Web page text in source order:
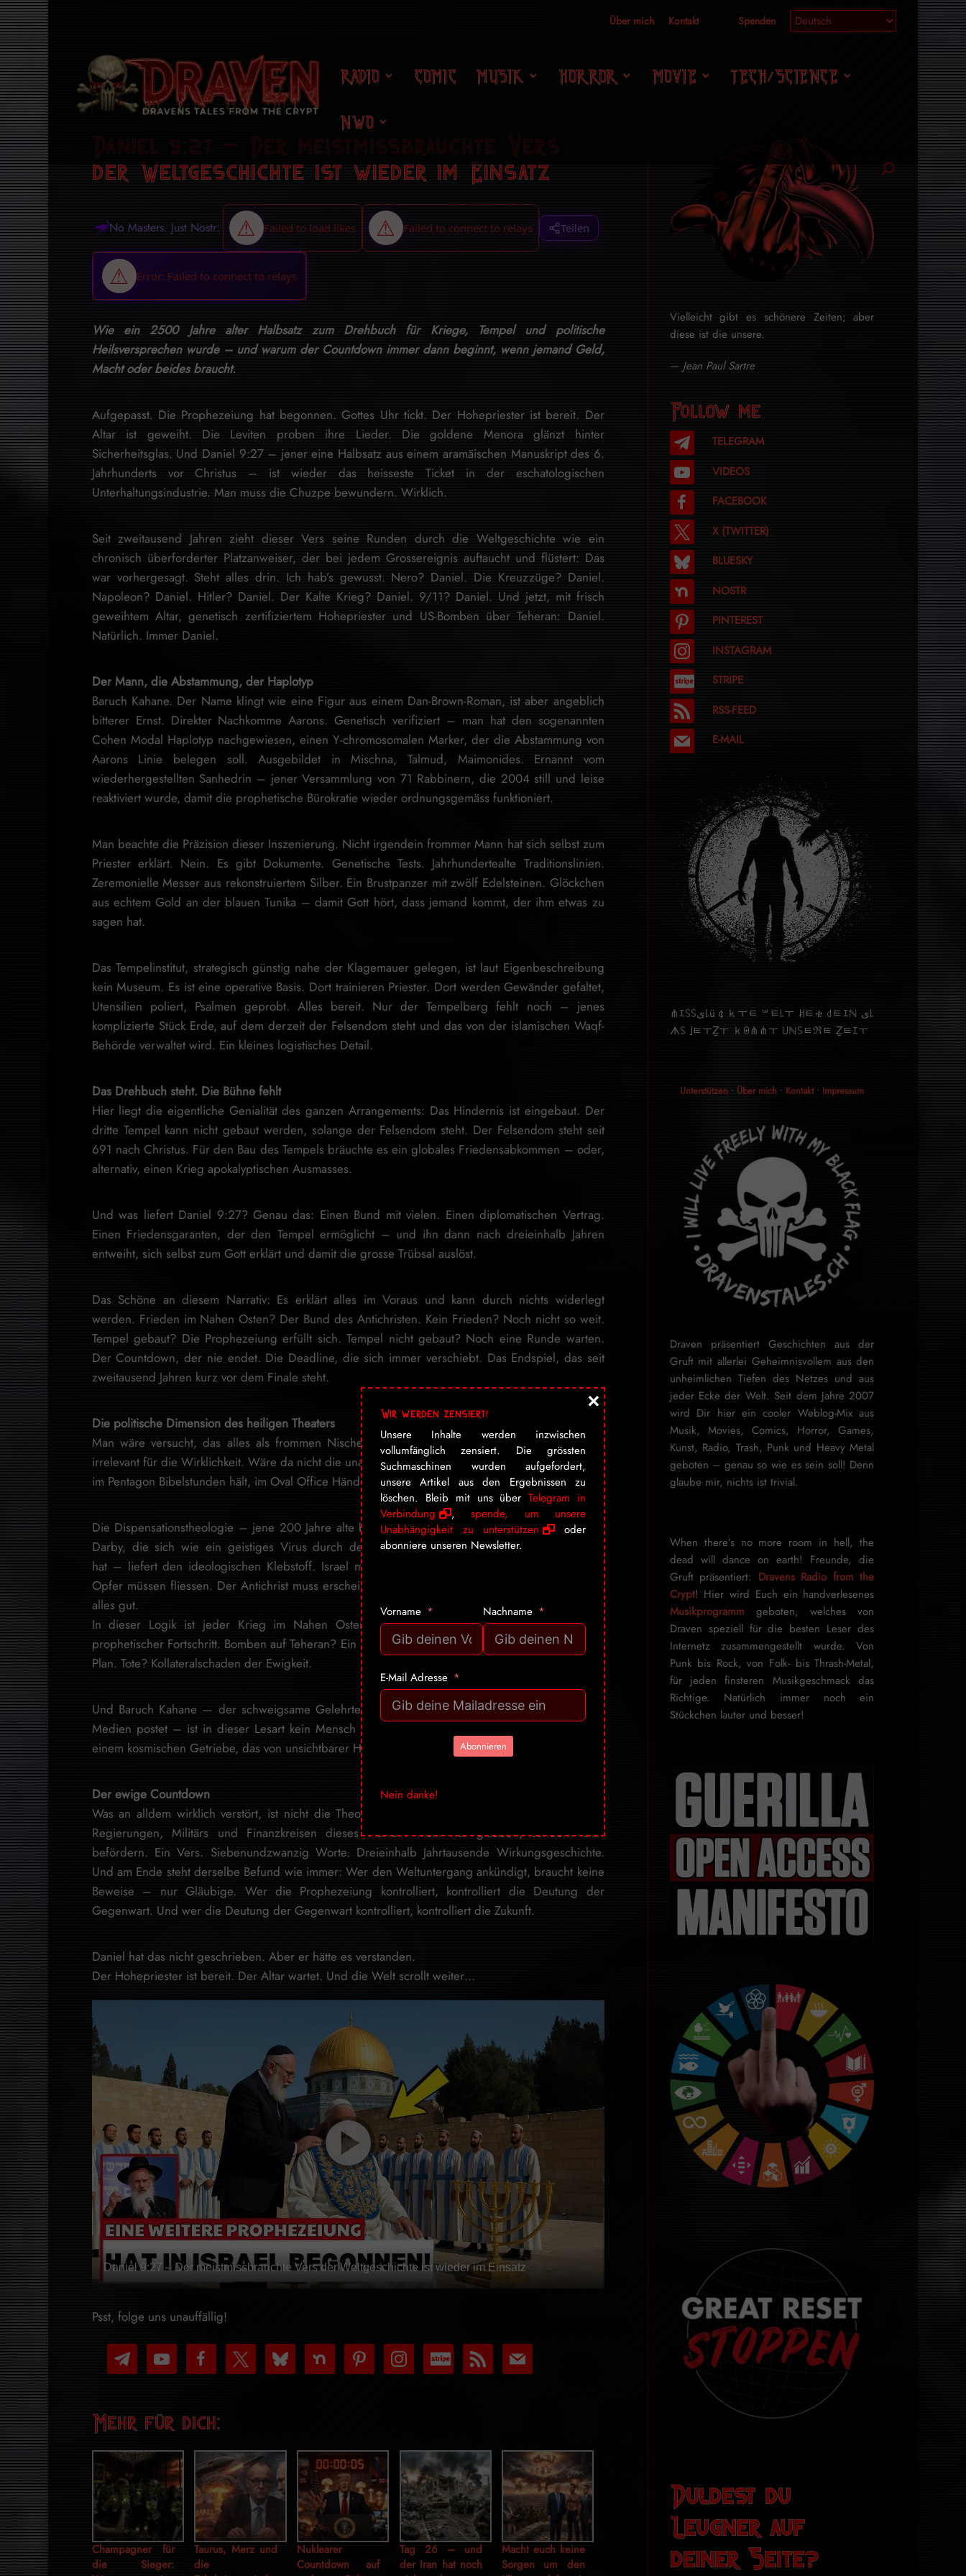
Über mich Kontakt Spenden
RADIO COMIC MUSIK HORROR MOVIE TECH/SCIENCE
NWO
der Weltgeschichte ist wieder im Einsatz
No Masters. Just Nostr: Teilen
Wie ein 2500 Jahre alter Halbsatz zum Drehbuch für Kriege, Tempel und politische
Heilsversprechen wurde – und warum der Countdown immer dann beginnt, wenn jemand Geld,
Macht oder beides braucht.
Aufgepasst. Die Prophezeiung hat begonnen. Gottes Uhr tickt. Der Hohepriester ist bereit. Der
Altar ist geweiht. Die Leviten proben ihre Lieder. Die goldene Menora glänzt hinter
Sicherheitsglas. Und Daniel 9:27 – jener eine Halbsatz aus einem aramäischen Manuskript des 6.
Jahrhunderts vor Christus – ist wieder das heisseste Ticket in der eschatologischen
Unterhaltungsindustrie. Man muss die Chuzpe bewundern. Wirklich.
Seit zweitausend Jahren zieht dieser Vers seine Runden durch die Weltgeschichte wie ein
chronisch überforderter Platzanweiser, der bei jedem Grossereignis auftaucht und flüstert: Das
war vorhergesagt. Steht alles drin. Ich hab’s gewusst. Nero? Daniel. Die Kreuzzüge? Daniel.
Napoleon? Daniel. Hitler? Daniel. Der Kalte Krieg? Daniel. 9/11? Daniel. Und jetzt, mit frisch
geweihtem Altar, genetisch zertifiziertem Hohepriester und US-Bomben über Teheran: Daniel.
Natürlich. Immer Daniel.
Der Mann, die Abstammung, der Haplotyp
Baruch Kahane. Der Name klingt wie eine Figur aus einem Dan-Brown-Roman, ist aber angeblich
bitterer Ernst. Direkter Nachkomme Aarons. Genetisch verifiziert – man hat den sogenannten
Cohen Modal Haplotyp nachgewiesen, einen Y-chromosomalen Marker, der die Abstammung von
Aarons Linie belegen soll. Ausgebildet in Mischna, Talmud, Maimonides. Ernannt vom
wiederhergestellten Sanhedrin – jener Versammlung von 71 Rabbinern, die 2004 still und leise
reaktiviert wurde, damit die prophetische Bürokratie wieder ordnungsgemäss funktioniert.
Man beachte die Präzision dieser Inszenierung. Nicht irgendein frommer Mann hat sich selbst zum
Priester erklärt. Nein. Es gibt Dokumente. Genetische Tests. Jahrhundertealte Traditionslinien.
Zeremonielle Messer aus rekonstruiertem Silber. Ein Brustpanzer mit zwölf Edelsteinen. Glöckchen
aus echtem Gold an der blauen Tunika – damit Gott hört, dass jemand kommt, der ihm etwas zu
sagen hat.
Das Tempelinstitut, strategisch günstig nahe der Klagemauer gelegen, ist laut Eigenbeschreibung
kein Museum. Es ist eine operative Basis. Dort trainieren Priester. Dort werden Gewänder gefaltet,
Utensilien poliert, Psalmen geprobt. Alles bereit. Nur der Tempelberg fehlt noch – jenes
komplizierte Stück Erde, auf dem derzeit der Felsendom steht und das von der islamischen Waqf-
Behörde verwaltet wird. Ein kleines logistisches Detail.
Das Drehbuch steht. Die Bühne fehlt
Hier liegt die eigentliche Genialität des ganzen Arrangements: Das Hindernis ist eingebaut. Der
dritte Tempel kann nicht gebaut werden, solange der Felsendom steht. Der Felsendom steht seit
691 nach Christus. Für den Bau des Tempels bräuchte es ein globales Friedensabkommen – oder,
alternativ, einen Krieg apokalyptischen Ausmasses.
Und was liefert Daniel 9:27? Genau das: Einen Bund mit vielen. Einen diplomatischen Vertrag.
Einen Friedensgaranten, der den Tempel ermöglicht – und ihn dann nach dreieinhalb Jahren
entweiht, sich selbst zum Gott erklärt und damit die grosse Trübsal auslöst.
Das Schöne an diesem Narrativ: Es erklärt alles im Voraus und kann durch nichts widerlegt
werden. Frieden im Nahen Osten? Der Bund des Antichristen. Kein Frieden? Noch nicht so weit.
Tempel gebaut? Die Prophezeiung erfüllt sich. Tempel nicht gebaut? Noch eine Runde warten.
Der Countdown, der nie endet. Die Deadline, die sich immer verschiebt. Das Endspiel, das seit
zweitausend Jahren kurz vor dem Finale steht.
Die politische Dimension des heiligen Theaters
Man wäre versucht, das alles als frommen Nischenwahn abzutun – interessant für Theologen,
irrelevant für die Wirklichkeit. Wäre da nicht die unangenehme Tatsache, dass dieser Wahn gerade
im Pentagon Bibelstunden hält, im Oval Office Hände auflegt und in Jerusalem Altäre weiht.
Die Dispensationstheologie – jene 200 Jahre alte britische Erfindung des Reverend John Nelson
Darby, die sich wie ein geistiges Virus durch den amerikanischen Evangelikalismus gefressen
hat – liefert den ideologischen Klebstoff. Israel muss existieren. Der Tempel muss stehen. Die
Opfer müssen fliessen. Der Antichrist muss erscheinen. Und dann kommt Jesus zurück und macht
alles gut.
In dieser Logik ist jeder Krieg im Nahen Osten kein geopolitisches Problem, sondern ein
prophetischer Fortschritt. Bomben auf Teheran? Ein Schritt in Richtung Erfüllung. Eskalation? Gottes
Plan. Tote? Kollateralschaden der Ewigkeit.
Und Baruch Kahane — der schweigsame Gelehrte, der keine Reden hält und nicht auf sozialen
Medien postet – ist in dieser Lesart kein Mensch aus Fleisch und Blut, sondern ein Rädchen in
einem kosmischen Getriebe, das von unsichtbarer Hand bewegt wird.
Der ewige Countdown
Was an alldem wirklich verstört, ist nicht die Theologie. Es ist die Seriosität, mit der Akteure in
Regierungen, Militärs und Finanzkreisen dieses Narrativ nicht nur glauben, sondern aktiv
befördern. Ein Vers. Siebenundzwanzig Worte. Dreieinhalb Jahrtausende Wirkungsgeschichte.
Und am Ende steht derselbe Befund wie immer: Wer den Weltuntergang ankündigt, braucht keine
Beweise – nur Gläubige. Wer die Prophezeiung kontrolliert, kontrolliert die Deutung der
Gegenwart. Und wer die Deutung der Gegenwart kontrolliert, kontrolliert die Zukunft.
Daniel hat das nicht geschrieben. Aber er hätte es verstanden.
Der Hohepriester ist bereit. Der Altar wartet. Und die Welt scrollt weiter…
Daniel 9:27 – Der meistmissbrauchte Vers der Weltgeschichte ist wieder im Einsatz
Psst, folge uns unauffällig!
telegram
youtube-
play
facebook bluesky nextdoor pinterest instagramcc-
stripe
rss mail
Mehr für dich:
Champagner für
die Sieger:
Taurus, Merz und
die
Nuklearer
Countdown auf
Tag 26 – und
der Iran hat noch
Macht euch keine
Sorgen um den
Vielleicht gibt es schönere Zeiten; aber
diese ist die unsere.
— Jean Paul Sartre
Follow me
TELEGRAM
VIDEOS
FACEBOOK
X (TWITTER)
BLUESKY
NOSTR
PINTEREST
INSTAGRAM
STRIPE
RSS-FEED
E-MAIL
⋔ｴ꒚꒚ﻯ꒒ü￠ｋￓﾼ ꒳ﾼ꒒ￓ ꎧﾼቄ ꒯ﾼｴℕ ﻯ꒒
ᗑ꒚ ｣ﾼￓẔￓ ｋꑙ⋔⋔ￓ ꒤ℕ꒚ﾼℜﾼ Ẕﾼｴￓ
Unterstützen• Über mich• Kontakt• Impressum
Draven präsentiert Geschichten aus der
Gruft mit allerlei Geheimnisvollem aus den
unheimlichen Tiefen des Netzes und aus
jeder Ecke der Welt. Seit dem Jahre 2007
wird Dir hier ein cooler Weblog-Mix aus
Musik, Movies, Comics, Horror, Games,
Kunst, Radio, Trash, Punk und Heavy Metal
geboten – genau so wie es sein soll! Denn
glaube mir, nichts ist trivial.
When there’s no more room in hell, the
dead will dance on earth! Freunde, die
Gruft präsentiert: Dravens Radio from the
Crypt! Hier wird Euch ein handverlesenes
Musikprogramm geboten, welches von
Draven speziell für die besten Leser des
Internetz zu­sammen­ge­stellt wurde. Von
Punk bis Rock, von Folk- bis Thrash-Metal,
für je­den finsteren Mu­sik­ge­schmack das
Rich­tige. Natürlich immer noch ein
Stückchen lauter und besser!
Duldest du
Leugner auf
deiner Seite?
Wir werden zensiert!
Unsere Inhalte werden inzwischen
vollumfänglich zensiert. Die grössten
Suchmaschinen wurden aufgefordert,
unsere Artikel aus den Ergebnissen zu
löschen. Bleib mit uns überTelegram in
Verbindung
, spende, um unsere
Unabhängigkeit zu unterstützen
oder
abonniere unseren Newsletter.
Vorname Nachname
E-Mail Adresse
Abonnieren
Nein danke!
×